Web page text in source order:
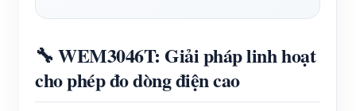
Tin tức
Blog
Khám phá
Chương trình khen thưởng
Tiếp xúc
Về chúng tôi
🔧 WEM3046T: Giải pháp linh hoạt
cho phép đo dòng điện cao